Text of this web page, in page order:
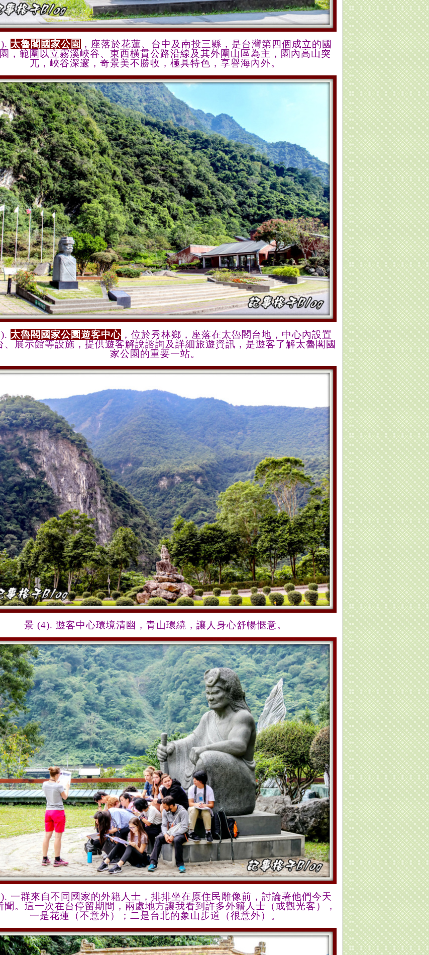
太魯閣國家公園 ，座落於花蓮、 台中及南投三縣，是台灣第四個成立的國
，範圍以立霧溪峽谷、東西橫貫公路沿線及其外圍山區為主，園內高山突
兀，峽谷深邃，奇景美不勝收，極具特色， 享譽海內外。
太魯閣 國家公園遊客中心， 位於秀林鄉 ， 座落在太魯閣台地 ， 中心內設置
、展示館等設施，提供遊客解說諮詢及詳細旅遊資訊， 是遊客了解太魯閣國
家公園的重要一站。
景 (4). 遊客中心環境清幽， 青山環繞， 讓人身心舒暢愜意。
一群來自不同國家的外籍人士 ， 排排坐在原住民雕像前 ， 討論著他們今天
聞 。 這一次在台停留期間 ， 兩處地方讓我看到許多外籍 人士（或觀光客）
，
一是花蓮（不意外）； 二是台北的象山步道（很意外）。